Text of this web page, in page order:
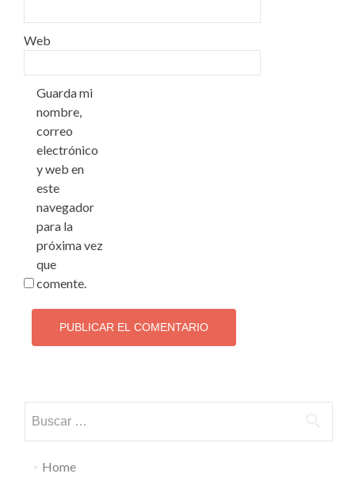
Web
Guarda mi
nombre,
correo
electrónico
y web en
este
navegador
para la
próxima vez
que
comente.
Home